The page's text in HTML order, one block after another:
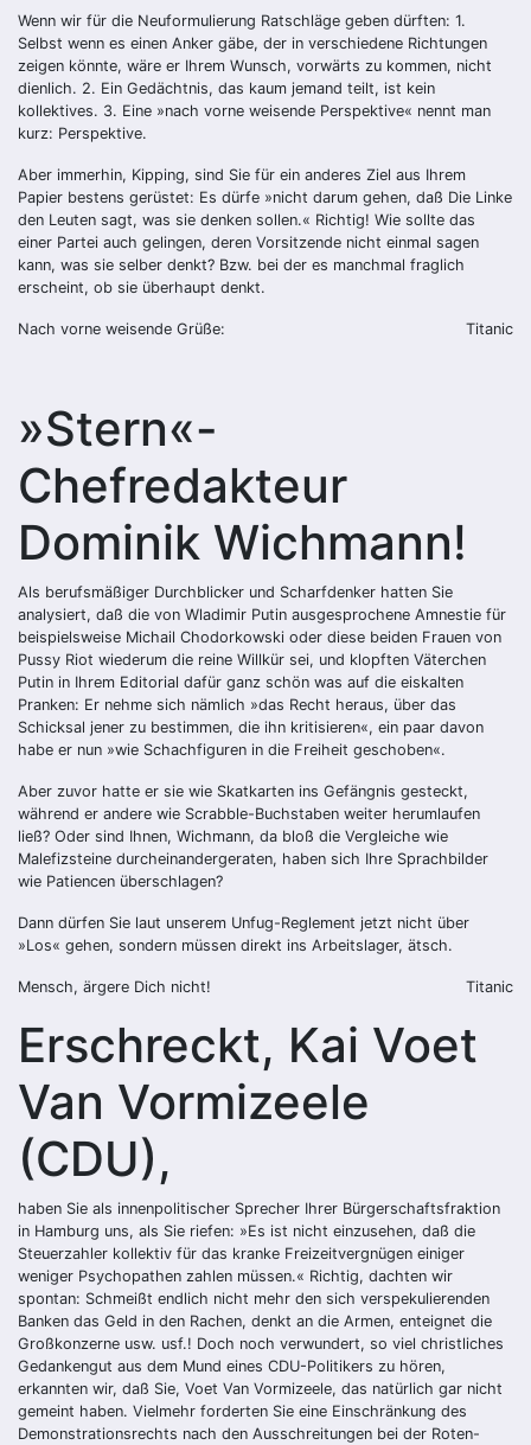
Wenn wir für die Neuformulierung Ratschläge geben dürften: 1.
Selbst wenn es einen Anker gäbe, der in verschiedene Richtungen
zeigen könnte, wäre er Ihrem Wunsch, vorwärts zu kommen, nicht
dienlich. 2. Ein Gedächtnis, das kaum jemand teilt, ist kein
kollektives. 3. Eine »nach vorne weisende Perspektive« nennt man
kurz: Perspektive.
Aber immerhin, Kipping, sind Sie für ein anderes Ziel aus Ihrem
Papier bestens gerüstet: Es dürfe »nicht darum gehen, daß Die Linke
den Leuten sagt, was sie denken sollen.« Richtig! Wie sollte das
einer Partei auch gelingen, deren Vorsitzende nicht einmal sagen
kann, was sie selber denkt? Bzw. bei der es manchmal fraglich
erscheint, ob sie überhaupt denkt.
Nach vorne weisende Grüße: Titanic
»Stern«-
Chefredakteur
Dominik Wichmann!
Als berufsmäßiger Durchblicker und Scharfdenker hatten Sie
analysiert, daß die von Wladimir Putin ausgesprochene Amnestie für
beispielsweise Michail Chodorkowski oder diese beiden Frauen von
Pussy Riot wiederum die reine Willkür sei, und klopften Väterchen
Putin in Ihrem Editorial dafür ganz schön was auf die eiskalten
Pranken: Er nehme sich nämlich »das Recht heraus, über das
Schicksal jener zu bestimmen, die ihn kritisieren«, ein paar davon
habe er nun »wie Schachfiguren in die Freiheit geschoben«.
Aber zuvor hatte er sie wie Skatkarten ins Gefängnis gesteckt,
während er andere wie Scrabble-Buchstaben weiter herumlaufen
ließ? Oder sind Ihnen, Wichmann, da bloß die Vergleiche wie
Malefizsteine durcheinandergeraten, haben sich Ihre Sprachbilder
wie Patiencen überschlagen?
Dann dürfen Sie laut unserem Unfug-Reglement jetzt nicht über
»Los« gehen, sondern müssen direkt ins Arbeitslager, ätsch.
Mensch, ärgere Dich nicht! Titanic
Erschreckt, Kai Voet
Van Vormizeele
(CDU),
haben Sie als innenpolitischer Sprecher Ihrer Bürgerschaftsfraktion
in Hamburg uns, als Sie riefen: »Es ist nicht einzusehen, daß die
Steuerzahler kollektiv für das kranke Freizeitvergnügen einiger
weniger Psychopathen zahlen müssen.« Richtig, dachten wir
spontan: Schmeißt endlich nicht mehr den sich verspekulierenden
Banken das Geld in den Rachen, denkt an die Armen, enteignet die
Großkonzerne usw. usf.! Doch noch verwundert, so viel christliches
Gedankengut aus dem Mund eines CDU-Politikers zu hören,
erkannten wir, daß Sie, Voet Van Vormizeele, das natürlich gar nicht
gemeint haben. Vielmehr forderten Sie eine Einschränkung des
Demonstrationsrechts nach den Ausschreitungen bei der Roten-